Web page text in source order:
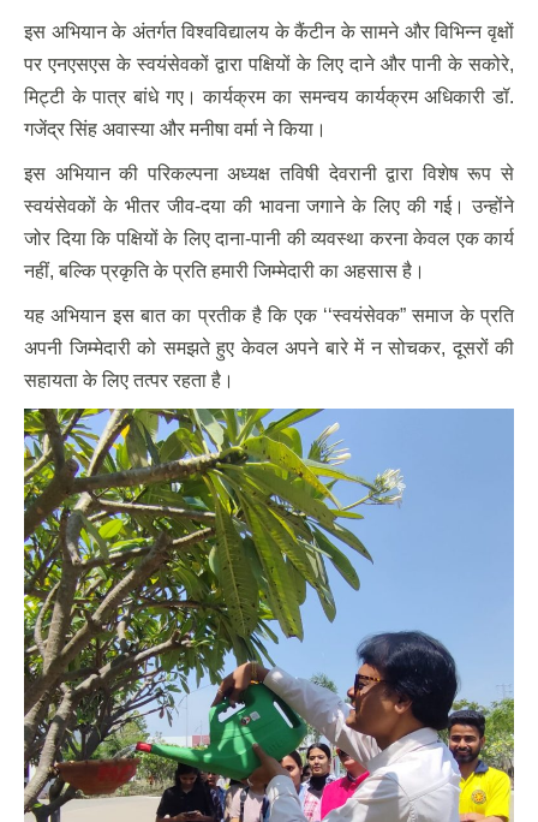
इस अभियान के अंतर्गत विश्वविद्यालय के कैंटीन के सामने और विभिन्न वृक्षों
पर एनएसएस के स्वयंसेवकों द्वारा पक्षियों के लिए दाने और पानी के सकोरे,
मिट्टी के पात्र बांधे गए। कार्यक्रम का समन्वय कार्यक्रम अधिकारी डॉ.
गजेंद्र सिंह अवास्या और मनीषा वर्मा ने किया।
इस अभियान की परिकल्पना अध्यक्ष तविषी देवरानी द्वारा विशेष रूप से
स्वयंसेवकों के भीतर जीव-दया की भावना जगाने के लिए की गई। उन्होंने
जोर दिया कि पक्षियों के लिए दाना-पानी की व्यवस्था करना केवल एक कार्य
नहीं, बल्कि प्रकृति के प्रति हमारी जिम्मेदारी का अहसास है।
यह अभियान इस बात का प्रतीक है कि एक ‘‘स्वयंसेवक” समाज के प्रति
अपनी जिम्मेदारी को समझते हुए केवल अपने बारे में न सोचकर, दूसरों की
सहायता के लिए तत्पर रहता है।